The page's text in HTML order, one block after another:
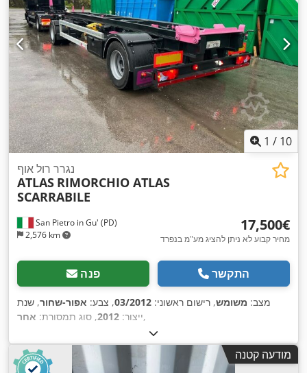
1 / 10
San Pietro in Gu' (PD)
2,576 km
נגרר רול אוף
ATLAS RIMORCHIO ATLAS
SCARRABILE
‏17,500 ‏€
מחיר קבוע לא ניתן להציג מע"מ בנפרד
פנה התקשר
מצב: משומש, רישום ראשוני: 03/2012, צבע: אפור-שחור, שנת
ייצור: 2012, סוג תמסורת: אחר ,
מודעה קטנה